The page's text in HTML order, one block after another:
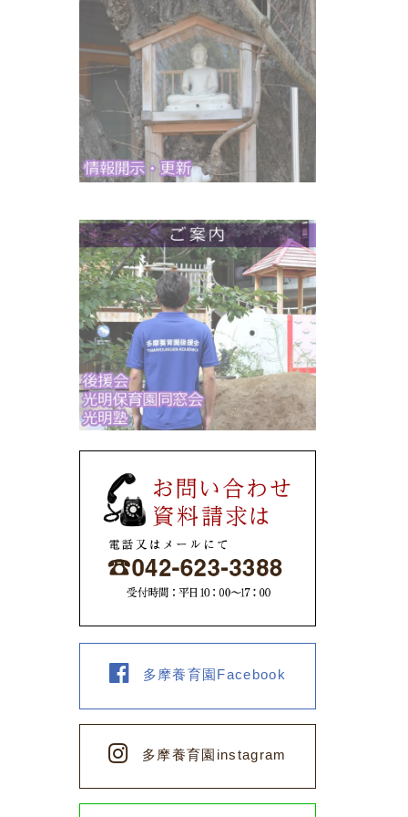
多摩養育園Facebook
多摩養育園instagram